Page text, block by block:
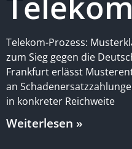
Telekom-Prozess:
zum Sieg gegen die
Frankfurt erlässt
an
in konkreter Reichweite
Weiterlesen »